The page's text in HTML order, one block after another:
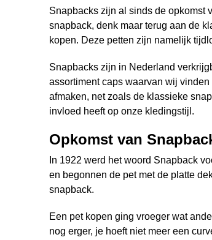
Snapbacks zijn al sinds de opkomst
snapback, denk maar terug aan de
kopen. Deze petten zijn namelijk
Snapbacks zijn in Nederland
assortiment caps waarvan wij
afmaken, net zoals de klassieke
invloed heeft op onze kledingstijl.
Opkomst van
In 1922 werd het woord Snapback
en begonnen de pet met de platte
snapback.
Een pet kopen ging vroeger wat
nog erger, je hoeft niet meer een